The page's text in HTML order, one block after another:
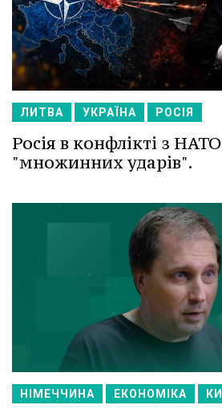
ЛИТВА УКРАЇНА РОСІЯ
Росія в конфлікті з
"множинних ударів".
НІМЕЧЧИНА ЕКОНОМІКА